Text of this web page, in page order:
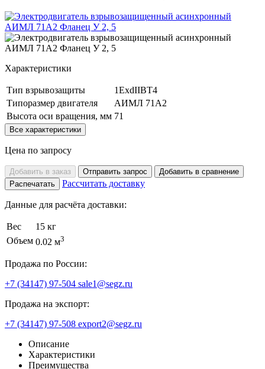
Характеристики
Тип взрывозащиты
1ExdIIBT4
Типоразмер двигателя
АИМЛ 71А2
Высота оси вращения, мм 71
Все характеристики
Цена по запросу
Добавить в заказ Отправить запрос
Добавить в сравнение
Распечатать
Рассчитать доставку
Данные для расчёта доставки:
Вес
15 кг
Объем 0.02 м3
Продажа по России:
+7 (34147) 97-504 sale1@segz.ru
Продажа на экспорт:
+7 (34147) 97-508 export2@segz.ru
Описание
Характеристики
Преимущества